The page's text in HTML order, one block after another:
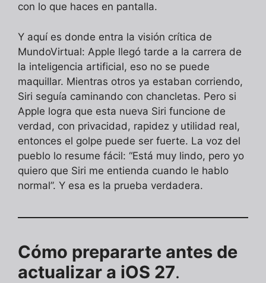
con lo que haces en pantalla.
Y aquí es donde entra la visión crítica de
MundoVirtual: Apple llegó tarde a la carrera de
la inteligencia artificial, eso no se puede
maquillar. Mientras otros ya estaban corriendo,
Siri seguía caminando con chancletas. Pero si
Apple logra que esta nueva Siri funcione de
verdad, con privacidad, rapidez y utilidad real,
entonces el golpe puede ser fuerte. La voz del
pueblo lo resume fácil: “Está muy lindo, pero yo
quiero que Siri me entienda cuando le hablo
normal”. Y esa es la prueba verdadera.
Cómo prepararte antes de
actualizar a iOS 27.